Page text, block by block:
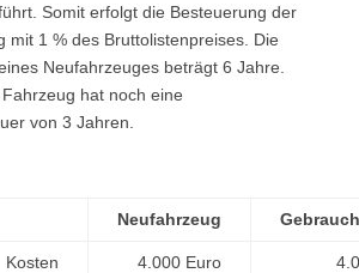
Somit erfolgt die Besteuerung der
mit 1 % des Bruttolistenpreises. Die
Neufahrzeuges beträgt 6 Jahre.
hat noch eine
von 3 Jahren.
Neufahrzeug
4.000 Euro